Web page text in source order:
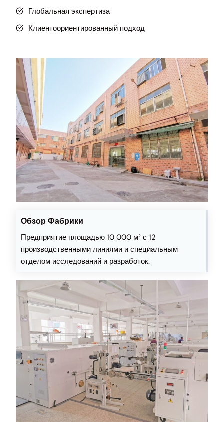
Глобальная экспертиза
Клиентоориентированный подход
Обзор Фабрики
Предприятие площадью 10 000 м² с 12
производственными линиями и специальным
отделом исследований и разработок.